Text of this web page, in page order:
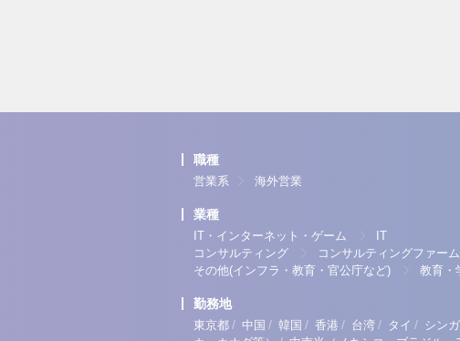
職種
営業系 海外営業
業種
IT・インターネット・ゲーム
IT
コンサルティング
コンサルティングファー
その他(インフラ・教育・官公庁など)
教育・
勤務地
東京都 / 中国 / 韓国 / 香港 / 台湾 / タイ / シン